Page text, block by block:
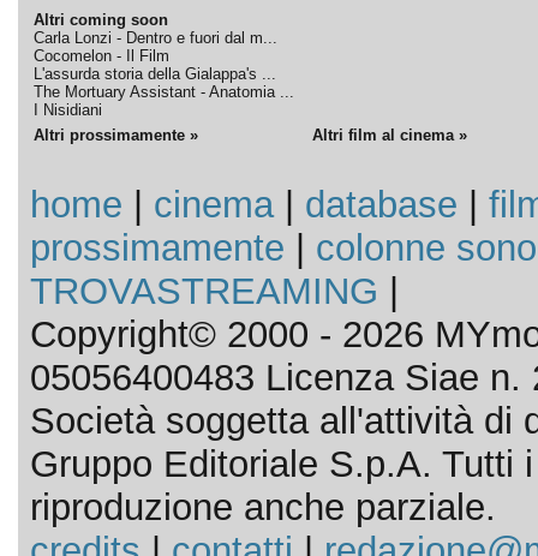
Altri coming soon
Carla Lonzi - Dentro e fuori dal m...
Cocomelon - Il Film
L'assurda storia della Gialappa's ...
The Mortuary Assistant - Anatomia ...
I Nisidiani
Altri prossimamente » Altri film al cinema »
home cinema| database
prossimamente
colonne
TROVASTREAMING
Copyright© 2000 - 2026
05056400483 Licenza Siae n.
Società soggetta all'attività di
Gruppo Editoriale S.p.A. Tutti
riproduzione anche parziale.